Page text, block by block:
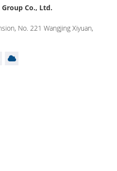
Co., Ltd.
No. 221 Wangjing Xiyuan,